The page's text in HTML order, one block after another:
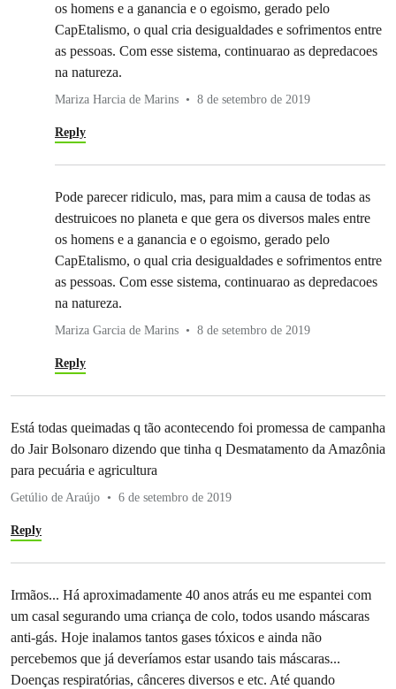
os homens e a ganancia e o egoismo, gerado pelo
CapEtalismo, o qual cria desigualdades e sofrimentos entre
as pessoas. Com esse sistema, continuarao as depredacoes
na natureza.
Mariza Harcia de Marins 8 de setembro de 2019
Reply
Pode parecer ridiculo, mas, para mim a causa de todas as
destruicoes no planeta e que gera os diversos males entre
os homens e a ganancia e o egoismo, gerado pelo
CapEtalismo, o qual cria desigualdades e sofrimentos entre
as pessoas. Com esse sistema, continuarao as depredacoes
na natureza.
Mariza Garcia de Marins 8 de setembro de 2019
Reply
Está todas queimadas q tão acontecendo foi promessa de campanha
do Jair Bolsonaro dizendo que tinha q Desmatamento da Amazônia
para pecuária e agricultura
Getúlio de Araújo 6 de setembro de 2019
Reply
Irmãos... Há aproximadamente 40 anos atrás eu me espantei com
um casal segurando uma criança de colo, todos usando máscaras
anti-gás. Hoje inalamos tantos gases tóxicos e ainda não
percebemos que já deveríamos estar usando tais máscaras...
Doenças respiratórias, cânceres diversos e etc. Até quando